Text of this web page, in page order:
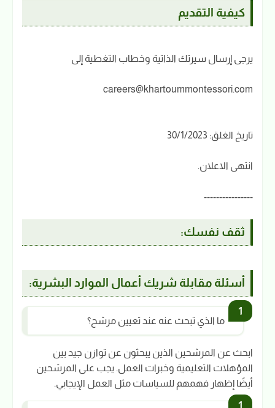
كيفية التقديم
يرجى إرسال سيرتك الذاتية وخطاب التغطية إلى
careers@khartoummontessori.com
تاريخ الغلق: 30/1/2023
انتهى الاعلان.
----------------
ثقف نفسك:
أسئلة مقابلة شريك أعمال الموارد البشرية:
ما الذي تبحث عنه عند تعيين مرشح؟
ابحث عن المرشحين الذين يبحثون عن توازن جيد بين
المؤهلات التعليمية وخبرات العمل. يجب على المرشحين
أيضًا إظهار فهمهم للسياسات مثل العمل الإيجابي.